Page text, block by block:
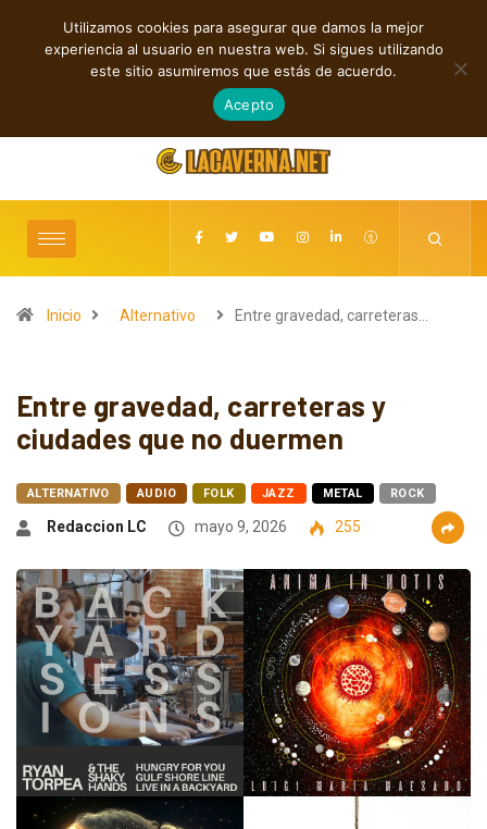
TENDENCIAS
Rock, folk e indie: cuatro estrenos independientes por descubrir
agosto 6, 2026
Inicio Alternativo Entre gravedad, carreteras…
Entre gravedad, carreteras y
ciudades que no duermen
ALTERNATIVO AUDIO FOLK JAZZ METAL ROCK
Redaccion LC mayo 9, 2026 255
Utilizamos cookies para asegurar que damos la mejor
experiencia al usuario en nuestra web. Si sigues utilizando
este sitio asumiremos que estás de acuerdo.
Acepto